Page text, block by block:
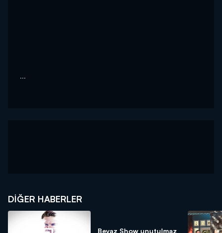
...
DIĞER HABERLER
Beyaz Show unutulmaz